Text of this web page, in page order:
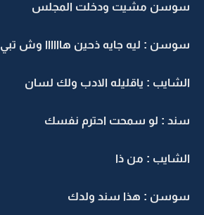
سوسن مشيت ودخلت المجلس
سوسن : ليه جايه ذحين هاااااا وش تبي
الشايب : ياقليله الادب ولك لسان
سند : لو سمحت احترم نفسك
الشايب : من ذا
سوسن : هذا سند ولدك